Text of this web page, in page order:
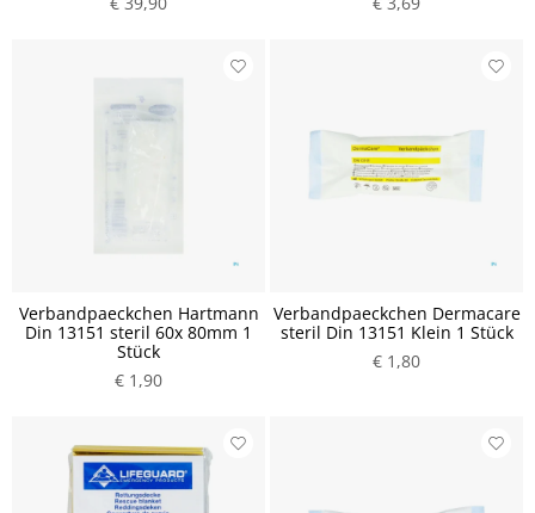
Verbandpaeckchen Hartmann
Din 13151 steril 60x 80mm 1
Stück
€ 1,90
Verbandpaeckchen Dermacare
steril Din 13151 Klein 1 Stück
€ 1,80